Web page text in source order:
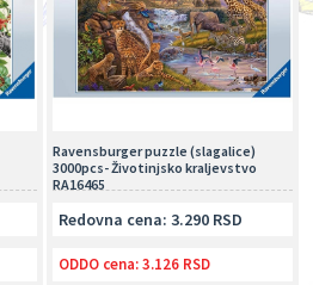
Ravensburger puzzle (slagalice)
3000pcs- Životinjsko kraljevstvo
RA16465
Redovna cena: 3.290 RSD
ODDO cena:3.126 RSD